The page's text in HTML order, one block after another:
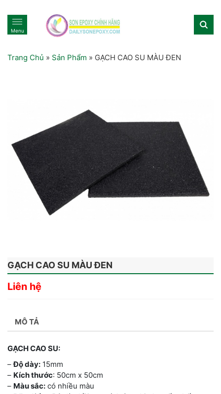
Menu
Trang Chủ » Sản Phẩm » GẠCH CAO SU MÀU ĐEN
GẠCH CAO SU MÀU ĐEN
Liên hệ
MÔ TẢ
GẠCH CAO SU:
–Độ dày: 15mm
– Kích thước: 50cm x 50cm
– Màu sắc: có nhiều màu